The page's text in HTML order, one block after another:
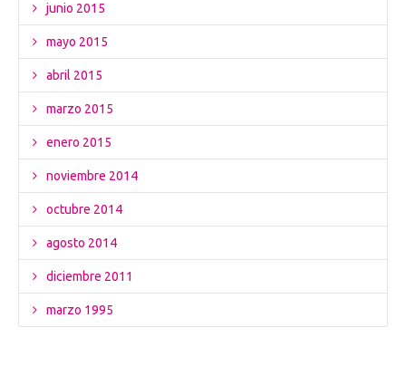
junio 2015
mayo 2015
abril 2015
marzo 2015
enero 2015
noviembre 2014
octubre 2014
agosto 2014
diciembre 2011
marzo 1995